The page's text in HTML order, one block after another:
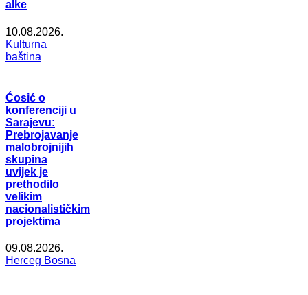
alke
10.08.2026.
Kulturna
baština
Ćosić o
konferenciji u
Sarajevu:
Prebrojavanje
malobrojnijih
skupina
uvijek je
prethodilo
velikim
nacionalističkim
projektima
09.08.2026.
Herceg Bosna